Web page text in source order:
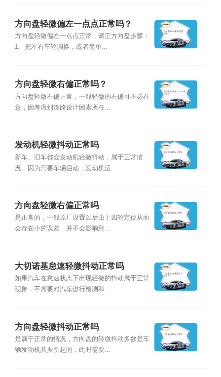
方向盘轻微偏左一点点正常吗？
方向盘轻微偏左一点点正常，调正方向盘步骤：
1、把左右车轮调换，或者简单...
方向盘轻微右偏正常吗？
方向盘轻微右偏正常，一般轻微的右偏可不必在
意，因考虑到道路设计因素所在...
发动机轻微抖动正常吗
新车、旧车都会发动机轻微抖动，属于正常情
况。因为只要车辆启动，发动机运...
方向盘轻微右偏正常吗
是正常的，一般原厂设置以后由于四轮定位从而
会存在小的误差，并不会影响到...
大切诺基怠速轻微抖动正常吗
如果汽车在怠速状态下出现轻微的抖动属于正常
现象，不需要对汽车进行检测和...
方向盘轻微抖动正常吗
是属于正常的情况，方向盘的轻微抖动多数是车
辆发动机共振引起的，此时需要...